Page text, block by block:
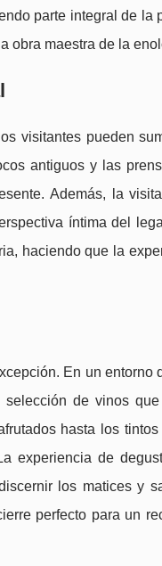
parte integral de la
obra maestra de la
visitantes pueden
antiguos y las
Además, la
íntima del
haciendo que la
En un entorno
de vinos
hasta los tintos
experiencia de
los matices y
perfecto para un